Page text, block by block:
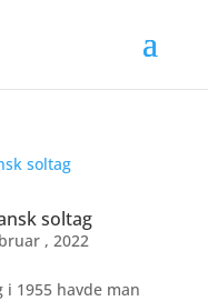
soltag
, 2022
i 1955 havde man